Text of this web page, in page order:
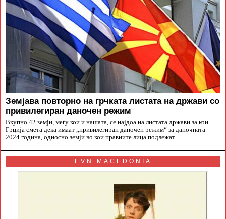
Земјава повторно на грчката листата на држави со
привилегиран даночен режим
Вкупно 42 земји, меѓу кои и нашата, се најдоа на листата држави за кои
Грција смета дека имаат „привилегиран даночен режим“ за даночната
2024 година, односно земји во кои правните лица подлежат
EVN MACEDONIA